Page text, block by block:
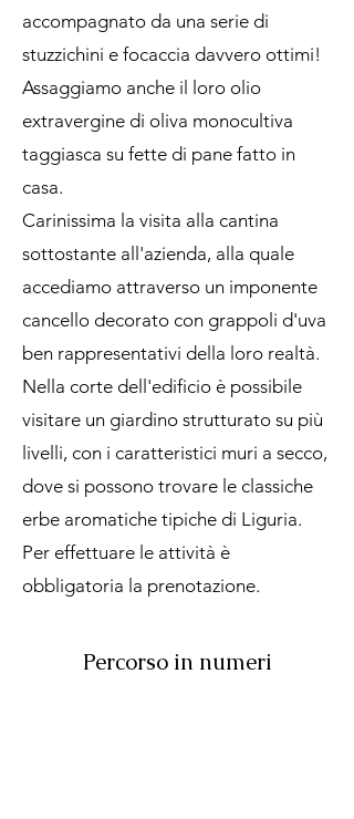
accompagnato da una serie di
stuzzichini e focaccia davvero ottimi!
Assaggiamo anche il loro olio
extravergine di oliva monocultiva
taggiasca su fette di pane fatto in
casa.
Carinissima la visita alla cantina
sottostante all'azienda, alla quale
accediamo attraverso un imponente
cancello decorato con grappoli d'uva
ben rappresentativi della loro realtà.
Nella corte dell'edificio è possibile
visitare un giardino strutturato su più
livelli, con i caratteristici muri a secco,
dove si possono trovare le classiche
erbe aromatiche tipiche di Liguria.
Per effettuare le attività è
obbligatoria la prenotazione.
Percorso in numeri